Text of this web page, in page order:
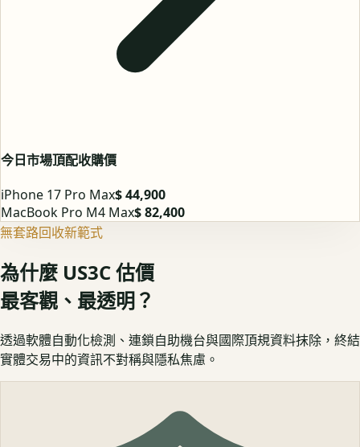
今日市場頂配收購價
iPhone 17 Pro Max$ 44,900
MacBook Pro M4 Max$ 82,400
無套路回收新範式
為什麼 US3C 估價
最客觀、最透明？
透過軟體自動化檢測、連鎖自助機台與國際頂規資料抹除，終結
實體交易中的資訊不對稱與隱私焦慮。